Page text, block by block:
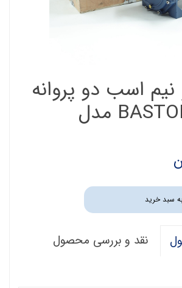
اسب دو پروانه
باستونی BASTONI مدل
سبد خرید
نقد و بررسی محصول